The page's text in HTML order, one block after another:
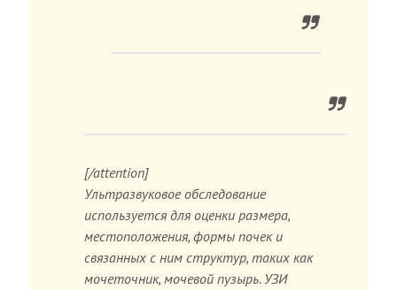
[/attention]
Ультразвуковое обследование
используется для оценки размера,
местоположения, формы почек и
связанных с ним структур, таких как
мочеточник, мочевой пузырь. УЗИ